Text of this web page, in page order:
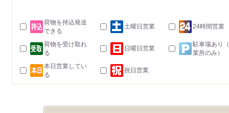
荷物を持込発送
できる
土曜日営業 24時間営業
荷物を受け取れ
る
日曜日営業
駐車場あり
業所のみ）
本日営業してい
る
祝日営業